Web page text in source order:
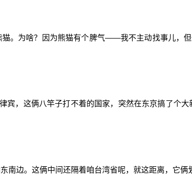
。为啥？因为熊猫有个脾气——我不主动找事儿，
宾，这俩八竿子打不着的国家，突然在东京搞了个
南边。这俩中间还隔着咱台湾省呢，就这距离，它